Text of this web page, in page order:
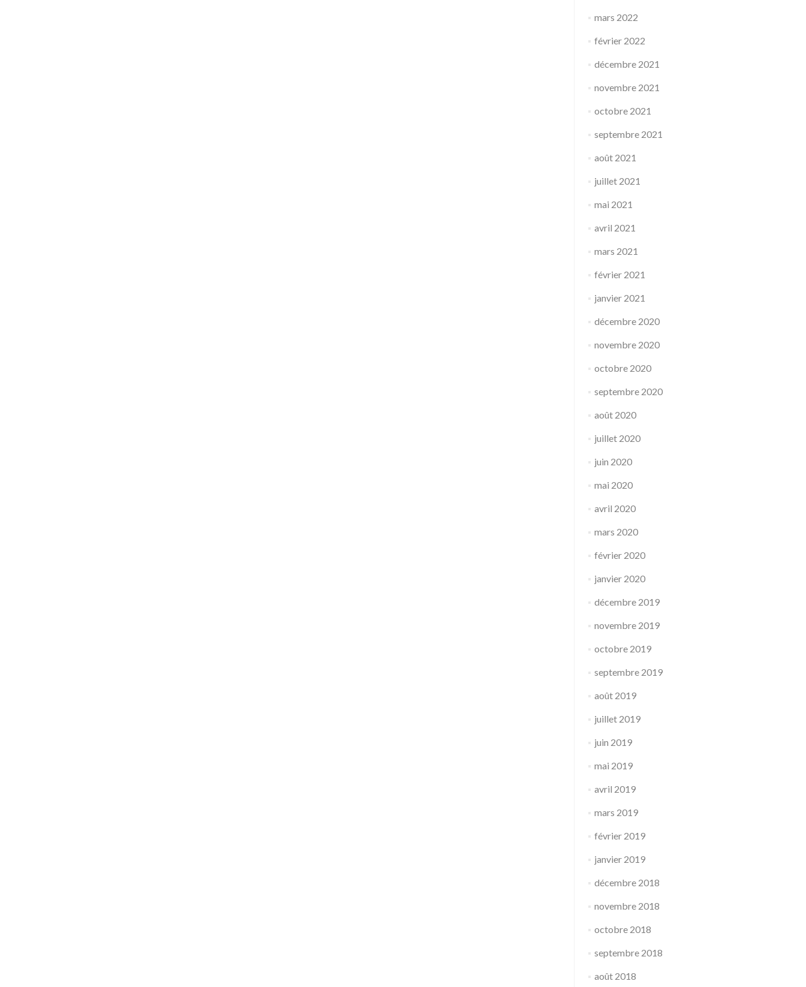
mars 2022
février 2022
décembre 2021
novembre 2021
octobre 2021
septembre 2021
août 2021
juillet 2021
mai 2021
avril 2021
mars 2021
février 2021
janvier 2021
décembre 2020
novembre 2020
octobre 2020
septembre 2020
août 2020
juillet 2020
juin 2020
mai 2020
avril 2020
mars 2020
février 2020
janvier 2020
décembre 2019
novembre 2019
octobre 2019
septembre 2019
août 2019
juillet 2019
juin 2019
mai 2019
avril 2019
mars 2019
février 2019
janvier 2019
décembre 2018
novembre 2018
octobre 2018
septembre 2018
août 2018